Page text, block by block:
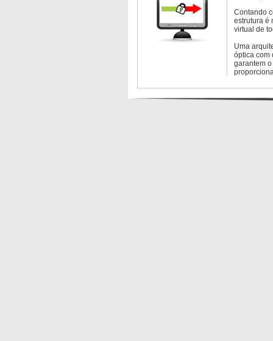
Contando
estrutura é
virtual de
Uma
óptica com
garantem